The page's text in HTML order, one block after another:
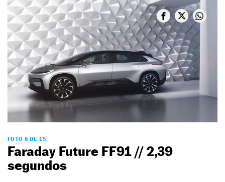
FOTO 8 DE 15
Faraday Future FF91 // 2,39
segundos